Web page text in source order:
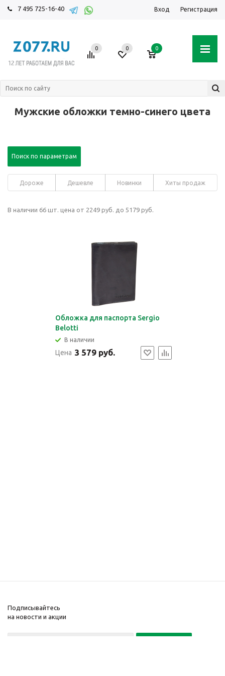
7 495 725-16-40 Вход Регистрация
0 0 0
Мужские обложки темно-синего цвета
Поиск по параметрам
Дороже Дешевле Новинки Хиты продаж
В наличии 66 шт. цена от 2249 руб. до 5179 руб.
Обложка для паспорта Sergio
Belotti
В наличии
Цена 3 579 руб.
Подписывайтесь
на новости и акции